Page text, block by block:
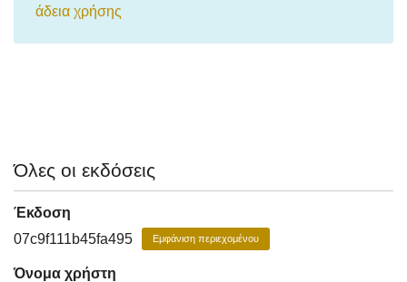
άδεια χρήσης
Όλες οι εκδόσεις
Έκδοση
07c9f111b45fa495
Εμφάνιση περιεχομένου
Όνομα χρήστη